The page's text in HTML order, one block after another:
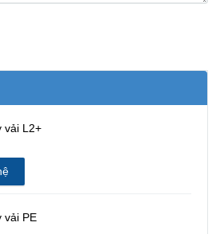
vải L2+
vải PE